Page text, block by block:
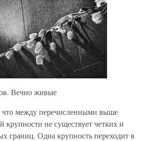
Вечно живые
что между перечисленными выше
крупности не существует четких и
границ. Одна крупность переходит в